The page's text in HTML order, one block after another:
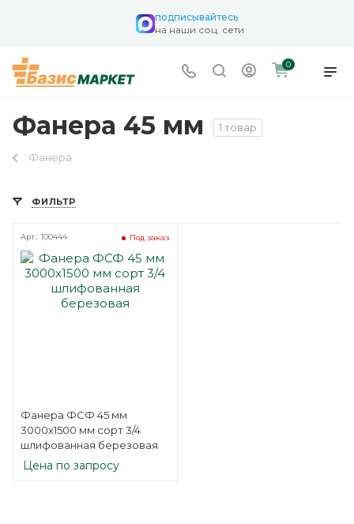
подписывайтесь
на наши соц. сети
0
Фанера 45 мм 1 товар
Фанера
ФИЛЬТР
Фанера ФСФ 45 мм
3000х1500 мм сорт 3/4
шлифованная березовая
Под заказ
Арт.: 100444
Цена по запросу